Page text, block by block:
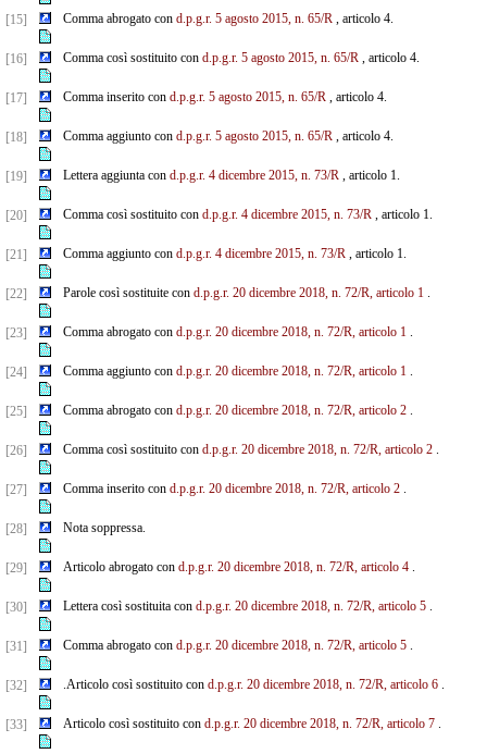
[15] Comma abrogato con d.p.g.r. 5 agosto 2015, n. 65/R, articolo 4.
[16] Comma così sostituito con d.p.g.r. 5 agosto 2015, n. 65/R, articolo 4.
[17] Comma inserito con d.p.g.r. 5 agosto 2015, n. 65/R, articolo 4.
[18] Comma aggiunto con d.p.g.r. 5 agosto 2015, n. 65/R, articolo 4.
[19] Lettera aggiunta con d.p.g.r. 4 dicembre 2015, n. 73/R, articolo 1.
[20] Comma così sostituito con d.p.g.r. 4 dicembre 2015, n. 73/R, articolo 1.
[21] Comma aggiunto con d.p.g.r. 4 dicembre 2015, n. 73/R, articolo 1.
[22] Parole così sostituite con d.p.g.r. 20 dicembre 2018, n. 72/R, articolo 1.
[23] Comma abrogato con d.p.g.r. 20 dicembre 2018, n. 72/R, articolo 1.
[24] Comma aggiunto con d.p.g.r. 20 dicembre 2018, n. 72/R, articolo 1.
[25] Comma abrogato con d.p.g.r. 20 dicembre 2018, n. 72/R, articolo 2.
[26] Comma così sostituito con d.p.g.r. 20 dicembre 2018, n. 72/R, articolo 2.
[27] Comma inserito con d.p.g.r. 20 dicembre 2018, n. 72/R, articolo 2.
[28] Nota soppressa.
[29] Articolo abrogato con d.p.g.r. 20 dicembre 2018, n. 72/R, articolo 4.
[30] Lettera così sostituita con d.p.g.r. 20 dicembre 2018, n. 72/R, articolo 5.
[31] Comma abrogato con d.p.g.r. 20 dicembre 2018, n. 72/R, articolo 5.
[32] .Articolo così sostituito con d.p.g.r. 20 dicembre 2018, n. 72/R, articolo 6.
[33] Articolo così sostituito con d.p.g.r. 20 dicembre 2018, n. 72/R, articolo 7.